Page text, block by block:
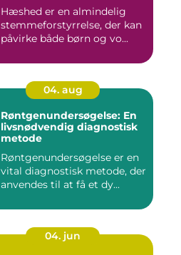
Hæshed er en almindelig
stemmeforstyrrelse, der kan
påvirke både børn og vo...
04. aug
Røntgenundersøgelse: En
livsnødvendig diagnostisk
metode
Røntgenundersøgelse er en
vital diagnostisk metode, der
anvendes til at få et dy...
04. jun